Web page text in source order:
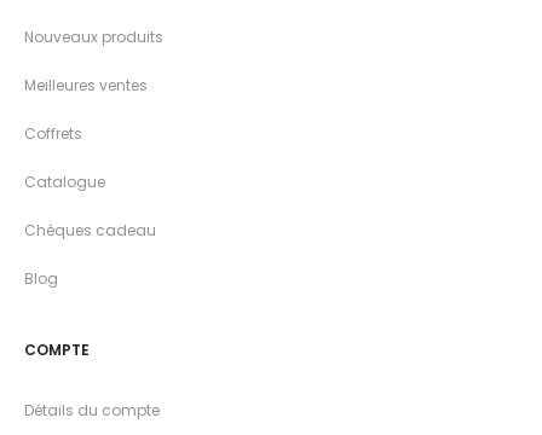
Nouveaux produits
Meilleures ventes
Coffrets
Catalogue
Chèques cadeau
Blog
COMPTE
Détails du compte